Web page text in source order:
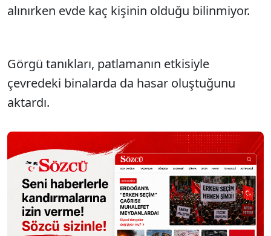
alınırken evde kaç kişinin olduğu bilinmiyor.
Görgü tanıkları, patlamanın etkisiyle
çevredeki binalarda da hasar oluştuğunu
aktardı.